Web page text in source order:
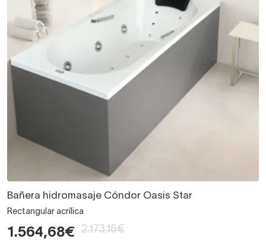
Bañera hidromasaje Cóndor Oasis Star
Rectangular acrílica
1.564,68€ 2.173,16€